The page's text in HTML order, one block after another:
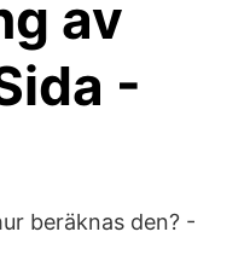
av
-
beräknas den? -